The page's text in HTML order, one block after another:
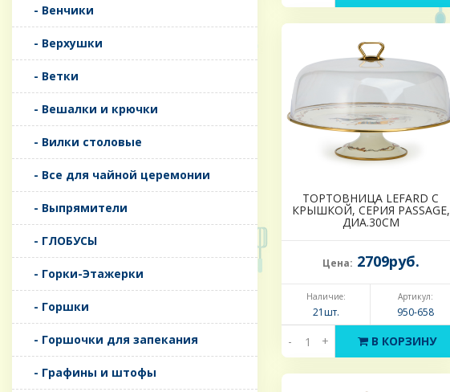
- Венчики
- Верхушки
- Ветки
- Вешалки и крючки
- Вилки столовые
- Все для чайной церемонии
- Выпрямители
- ГЛОБУСЫ
- Горки-Этажерки
- Горшки
- Горшочки для запекания
- Графины и штофы
ТОРТОВНИЦА LEFARD С
КРЫШКОЙ, СЕРИЯ PASSAGE,
ДИА.30СМ
Цена: 2709руб.
Наличие:
21шт.
Артикул:
950-658
- + В КОРЗИНУ